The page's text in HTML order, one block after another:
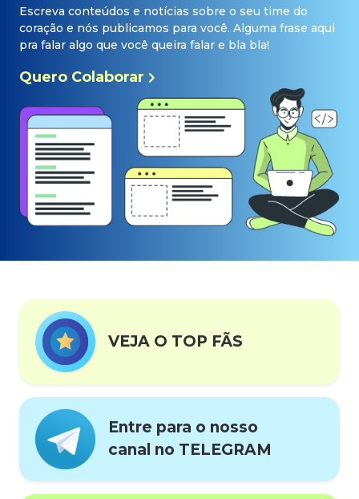
Escreva conteúdos e notícias sobre o seu time do
coração e nós publicamos para você. Alguma frase aqui
pra falar algo que você queira falar e bla bla!
Quero Colaborar
VEJA O TOP FÃS
Entre para o nosso
canal no TELEGRAM